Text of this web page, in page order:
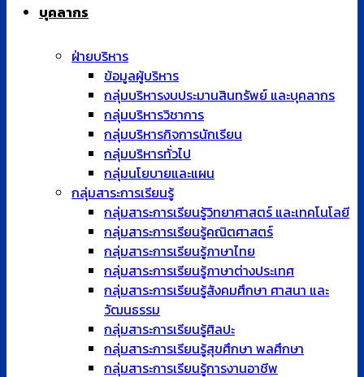
กลุ่มสาระการเรียนรู้
กลุ่มสาระการเรียนรู้วิทยาศาสตร์ และเทคโนโลยี
กลุ่มสาระการเรียนรู้คณิตศาสตร์
กลุ่มสาระการเรียนรู้ภาษาไทย
กลุ่มสาระการเรียนรู้ภาษาต่างประเทศ
กลุ่มสาระการเรียนรู้สังคมศึกษา ศาสนา และ
วัฒนธรรม
กลุ่มสาระการเรียนรู้ศิลปะ
กลุ่มสาระการเรียนรู้สุขศึกษา พลศึกษา
กลุ่มสาระการเรียนรู้การงานอาชีพ
กลุ่มงาน
กิจกรรมพัฒนาผู้เรียน
งานแนะแนว
งานห้องสมุด
ห้องเรียนพิเศษ
โครงการห้องเรียนพิเศษ
โครงการ English Program